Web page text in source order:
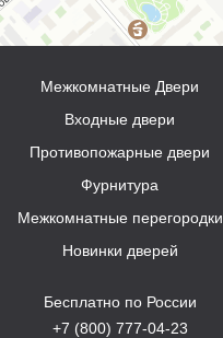
Межкомнатные Двери
Входные двери
Противопожарные двери
Фурнитура
Межкомнатные перегородки
Новинки дверей
Бесплатно по России
+7 (800) 777-04-23